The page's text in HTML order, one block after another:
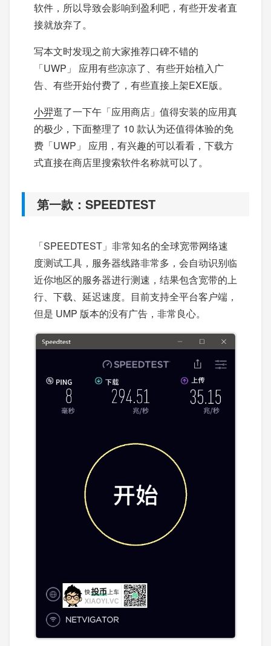
软件，所以导致会影响到盈利吧，有些开发者直
接就放弃了。
写本文时发现之前大家推荐口碑不错的
「UWP」 应用有些凉凉了、有些开始植入广
告、有些开始付费了，有些直接上架EXE版。
小羿逛了一下午「应用商店」值得安装的应用真
的极少，下面整理了 10 款认为还值得体验的免
费「UWP」 应用，有兴趣的可以看看，下载方
式直接在商店里搜索软件名称就可以了。
第一款：SPEEDTEST
「SPEEDTEST」非常知名的全球宽带网络速
度测试工具，服务器线路非常多，会自动识别临
近你地区的服务器进行测速，结果包含宽带的上
行、下载、延迟速度。目前支持全平台客户端，
但是 UMP 版本的没有广告，非常良心。